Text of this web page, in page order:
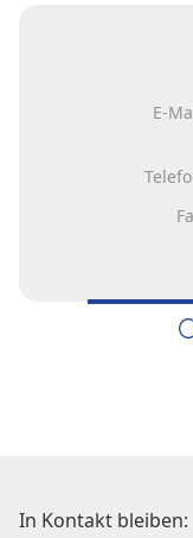
E-
In Kontakt bleiben: